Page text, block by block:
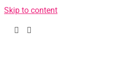
Skip to content